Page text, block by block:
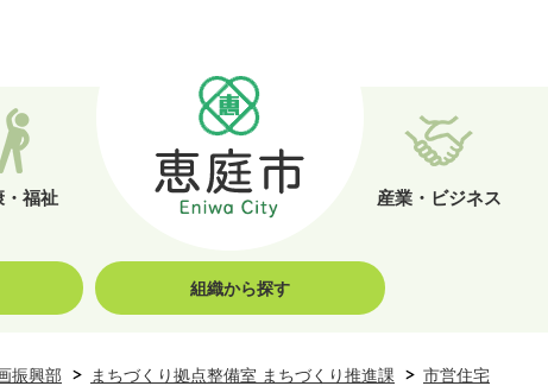
・福祉 産業・ビジネス
組織から探す
振興部 まちづくり拠点整備室 まちづくり推進課
市営住宅